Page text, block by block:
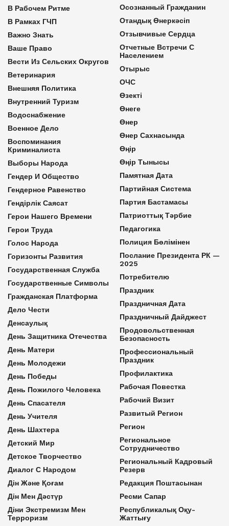
В Рабочем Ритме
В Рамках ГЧП
Важно Знать
Ваше Право
Вести Из Сельских Округов
Ветеринария
Внешняя Политика
Внутренний Туризм
Водоснабжение
Военное Дело
Воспоминания
Криминалиста
Выборы Народа
Гендер И Общество
Гендерное Равенство
Гендірлік Саясат
Герои Нашего Времени
Герои Труда
Голос Народа
Горизонты Развития
Государственная Служба
Государственные Символы
Гражданская Платформа
Дело Чести
Денсаулық
День Защитника Отечества
День Матери
День Молодежи
День Победы
День Пожилого Человека
День Спасателя
День Учителя
День Шахтера
Детский Мир
Детское Творчество
Диалог С Народом
Дін Және Қоғам
Дін Мен Дәстүр
Діни Экстремизм Мен
Терроризм
Осознанный Гражданин
Отандық Өнеркәсіп
Отзывчивые Сердца
Отчетные Встречи С
Населением
Отырыс
ОЧС
Өзекті
Өнеге
Өнер
Өнер Сахнасында
Өңір
Өңір Тынысы
Памятная Дата
Партийная Система
Партия Бастамасы
Патриоттық Тәрбие
Педагогика
Полиция Бөлімінен
Послание Президента РК —
2025
Потребителю
Праздник
Праздничная Дата
Праздничный Дайджест
Продовольственная
Безопасность
Профессиональный
Праздник
Профилактика
Рабочая Повестка
Рабочий Визит
Развитый Регион
Регион
Региональное
Сотрудничество
Региональный Кадровый
Резерв
Редакция Поштасынан
Ресми Сапар
Республикалық Оқу-
Жаттығу